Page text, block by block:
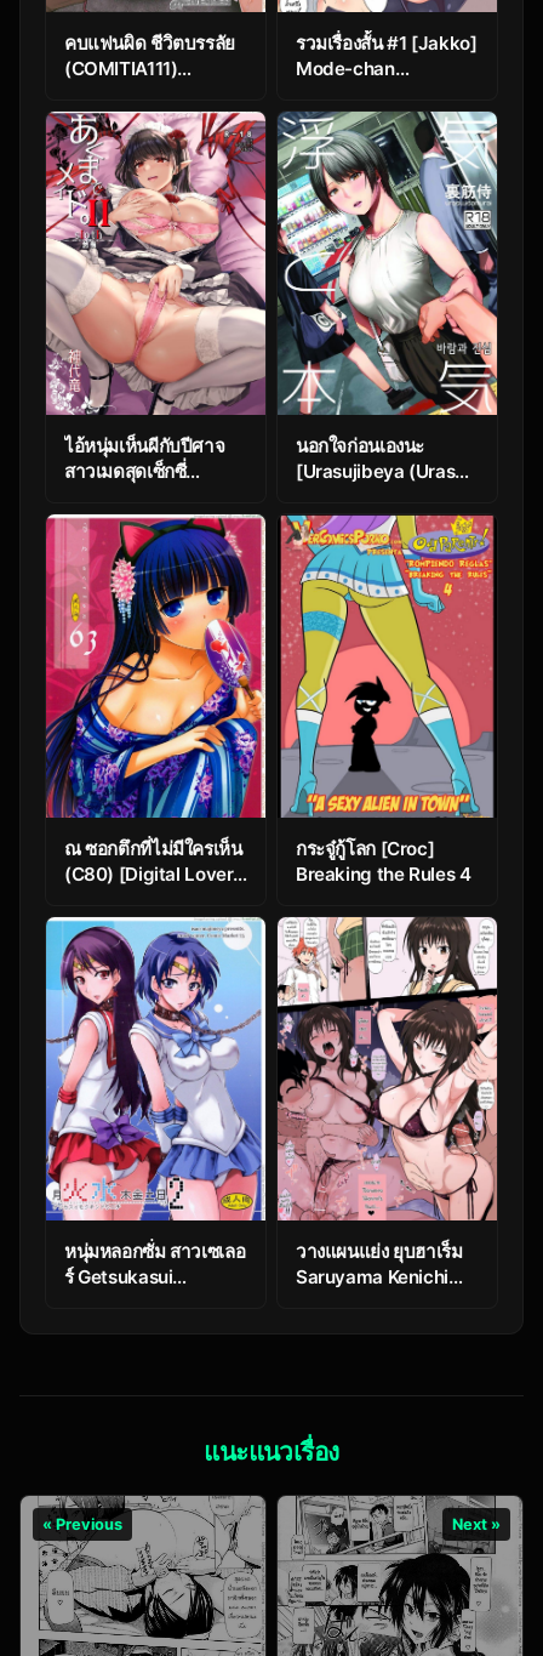
คบแฟนผิด ชีวิตบรรลัย
(COMITIA111)
(Shiruka Bakaudon)]
Menhera Hosukyou
Bokobokorin! |
Beating Up a Mental
Host Club Frequenter
Chick!
รวมเรื่องสั้น #1 [Jakko]
Mode-chan
ไอ้หนุ่มเห็นผีกับปีศาจ
สาวเมดสุดเซ็กซี่
(Kamisiro Ryu)]
Akuma de Maid. 2 -
sloth- Taida
นอกใจก่อนเองนะ
[Urasujibeya (Urasuji
Honki 바람과 진심
ณ ซอกตึกที่ไม่มีใครเห็น
(C80) [Digital Lover
action 63 (Ore no
Imouto ga Konna ni
Kawaii Wake ga Nai)
กระจู๋กู้โลก [Croc]
Breaking the Rules 4
หนุ่มหลอกซั่ม สาวเซเลอ
ร์ Getsukasui
วางแผนแย่ง ยุบฮาเร็ม
Saruyama Kenichi
แนะแนวเรื่อง
« Previous Next »